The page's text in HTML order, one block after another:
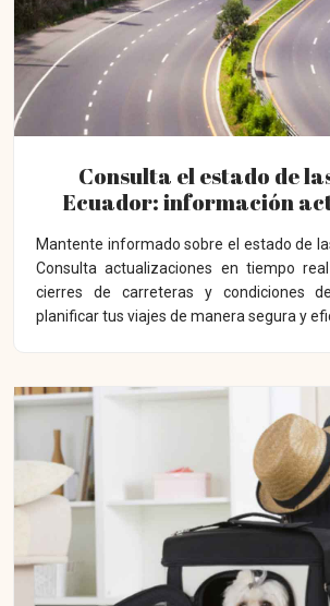
Consulta el estado de
Ecuador: información
Mantente informado sobre el estado de
Consulta actualizaciones en tiempo
cierres de carreteras y condiciones
planificar tus viajes de manera segura y